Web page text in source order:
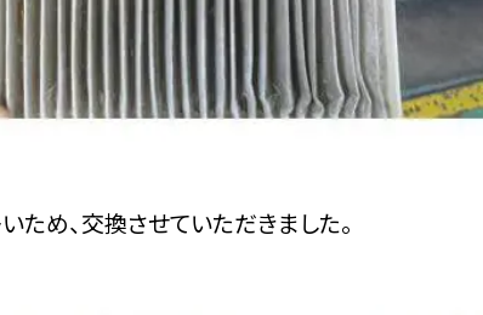
ため、交換させていただきました。